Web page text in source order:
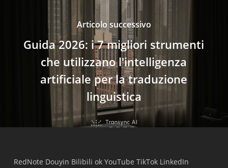
Articolo successivo
Guida 2026: i 7 migliori strumenti
che utilizzano l'intelligenza
artificiale per la traduzione
linguistica
RedNote Douyin Bilibili ok YouTube TikTok LinkedIn